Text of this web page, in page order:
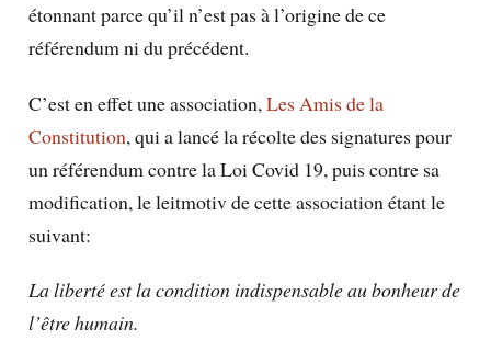
étonnant parce qu’il n’est pas à l’origine de ce
référendum ni du précédent.
C’est en effet une association, Les Amis de la
Constitution, qui a lancé la récolte des signatures pour
un référendum contre la Loi Covid 19, puis contre sa
modification, le leitmotiv de cette association étant le
suivant:
La liberté est la condition indispensable au bonheur de
l’être humain.